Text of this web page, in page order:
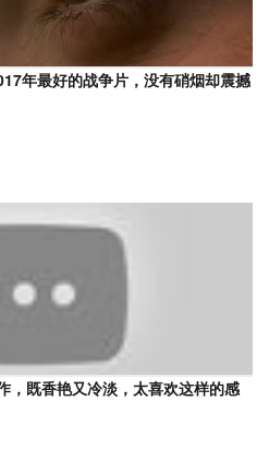
年最好的战争片，没有硝烟却震撼
，既香艳又冷淡，太喜欢这样的感